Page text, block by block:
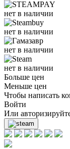
нет в наличии
нет в наличии
нет в наличии
нет в наличии
Больше цен
Меньше цен
Чтобы написать
Войти
Или